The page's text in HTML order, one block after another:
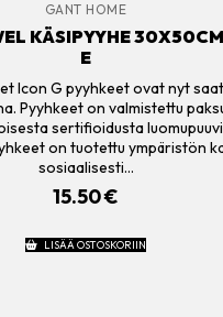
GANT HOME
KÄSIPYYHE
E
Icon G pyyhkeet ovat nyt
Pyyhkeet on valmistettu
sertifioidusta
on tuotettu ympäristön
sosiaalisesti…
15.50€
LISÄÄ OSTOSKORIIN